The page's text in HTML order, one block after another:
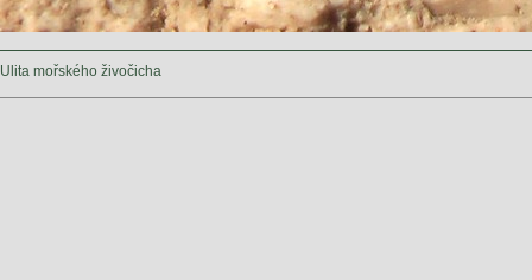
Ulita mořského živočicha